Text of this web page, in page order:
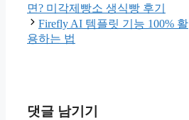
면? 미각제빵소 생식빵 후기
Firefly AI 템플릿 기능 100% 활
용하는 법
댓글 남기기